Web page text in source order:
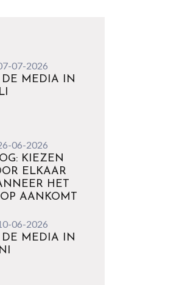
07-2026
MEDIA IN
06-2026
KIEZEN
ELKAAR
HET
AANKOMT
06-2026
MEDIA IN